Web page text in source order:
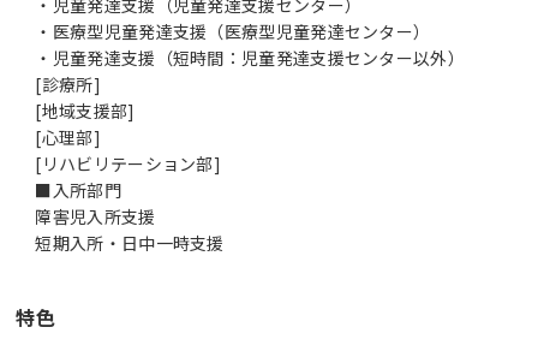
・医療型児童発達支援（医療型児童発達センター）
・児童発達支援（短時間：児童発達支援センター以外）
[診療所]
[地域支援部]
[心理部]
[リハビリテーション部]
■入所部門
障害児入所支援
短期入所・日中一時支援
特色